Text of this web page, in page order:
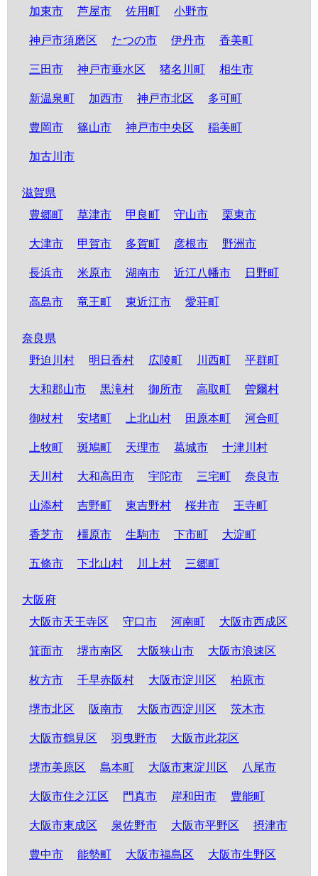
加東市 芦屋市 佐用町 小野市
神戸市須磨区 たつの市 伊丹市 香美町
三田市 神戸市垂水区 猪名川町 相生市
新温泉町 加西市 神戸市北区 多可町
豊岡市 篠山市 神戸市中央区 稲美町
加古川市
滋賀県
豊郷町
草津市 甲良町 守山市 栗東市
大津市 甲賀市 多賀町 彦根市 野洲市
長浜市 米原市 湖南市 近江八幡市 日野町
高島市 竜王町 東近江市 愛荘町
奈良県
野迫川村
明日香村 広陵町 川西町 平群町
大和郡山市 黒滝村 御所市 高取町 曽爾村
御杖村 安堵町 上北山村 田原本町 河合町
上牧町 斑鳩町 天理市 葛城市 十津川村
天川村 大和高田市 宇陀市 三宅町 奈良市
山添村 吉野町 東吉野村 桜井市 王寺町
香芝市 橿原市 生駒市 下市町 大淀町
五條市 下北山村 川上村 三郷町
大阪府
大阪市天王寺区
守口市 河南町 大阪市西成区
箕面市 堺市南区 大阪狭山市 大阪市浪速区
枚方市 千早赤阪村 大阪市淀川区 柏原市
堺市北区 阪南市 大阪市西淀川区 茨木市
大阪市鶴見区 羽曳野市 大阪市此花区
堺市美原区 島本町 大阪市東淀川区 八尾市
大阪市住之江区 門真市 岸和田市 豊能町
大阪市東成区 泉佐野市 大阪市平野区 摂津市
豊中市 能勢町 大阪市福島区 大阪市生野区